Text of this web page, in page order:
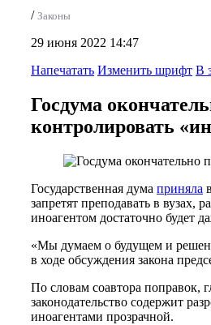
/ Законы
29 июня 2022 14:47
Напечатать Изменить шрифт В
Госдума
контролировать
Государственная дума приняла
запретят преподавать в вузах,
иноагентом достаточно будет
«Мы думаем о будущем и
в ходе обсуждения закона
По словам соавтора поправок,
законодательство содержит
иноагентами прозрачной.